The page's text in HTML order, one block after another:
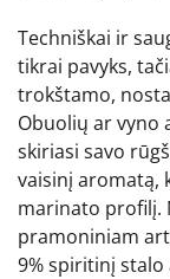
Techniškai ir
tikrai pavyks,
trokštamo,
Obuolių ar vyno
skiriasi savo
vaisinį aromatą,
marinato profilį.
pramoniniam
9% spiritinį stalo